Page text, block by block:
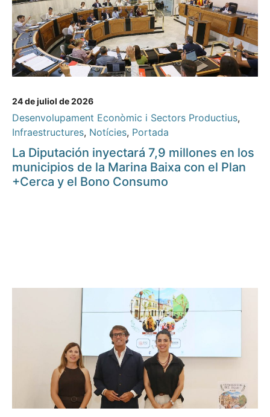
24 de juliol de 2026
Desenvolupament Econòmic i Sectors Productius,
Infraestructures, Notícies, Portada
La Diputación inyectará 7,9 millones en los
municipios de la Marina Baixa con el Plan
+Cerca y el Bono Consumo